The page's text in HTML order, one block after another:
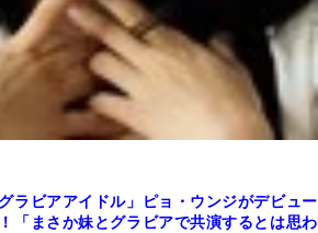
ラビアアイドル」ピョ・ウンジがデビュー
「まさか妹とグラビアで共演するとは思わ